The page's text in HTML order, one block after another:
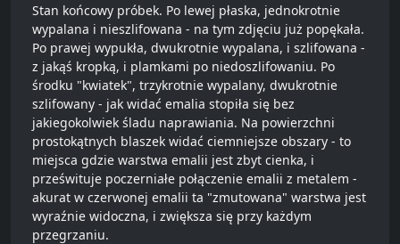
Stan końcowy próbek. Po lewej płaska, jednokrotnie
wypalana i nieszlifowana - na tym zdjęciu już popękała.
Po prawej wypukła, dwukrotnie wypalana, i szlifowana -
z jakąś kropką, i plamkami po niedoszlifowaniu. Po
środku "kwiatek", trzykrotnie wypalany, dwukrotnie
szlifowany - jak widać emalia stopiła się bez
jakiegokolwiek śladu naprawiania. Na powierzchni
prostokątnych blaszek widać ciemniejsze obszary - to
miejsca gdzie warstwa emalii jest zbyt cienka, i
prześwituje poczerniałe połączenie emalii z metalem -
akurat w czerwonej emalii ta "zmutowana" warstwa jest
wyraźnie widoczna, i zwiększa się przy każdym
przegrzaniu.